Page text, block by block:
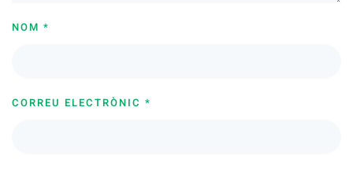
NOM *
CORREU ELECTRÒNIC *